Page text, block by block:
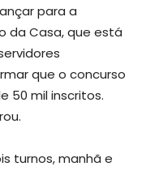
para a
da Casa, que está
que o concurso
50 mil inscritos.
turnos, manhã e